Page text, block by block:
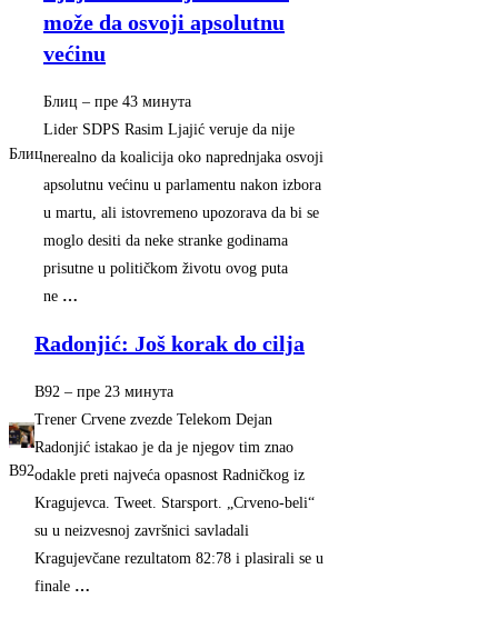
Блиц
može da osvoji apsolutnu
većinu
Блиц – ‎пре 43 минута‎
Lider SDPS Rasim Ljajić veruje da nije
nerealno da koalicija oko naprednjaka osvoji
apsolutnu većinu u parlamentu nakon izbora
u martu, ali istovremeno upozorava da bi se
moglo desiti da neke stranke godinama
prisutne u političkom životu ovog puta
ne …
B92
Radonjić: Još korak do cilja
B92 – ‎пре 23 минута‎
Trener Crvene zvezde Telekom Dejan
Radonjić istakao je da je njegov tim znao
odakle preti najveća opasnost Radničkog iz
Kragujevca. Tweet. Starsport. „Crveno-beli“
su u neizvesnoj završnici savladali
Kragujevčane rezultatom 82:78 i plasirali se u
finale …